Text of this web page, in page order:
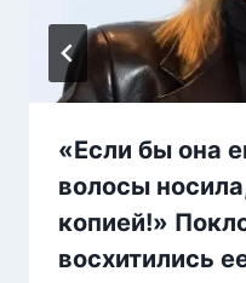
«Если бы она
волосы
копией!»
восхитились